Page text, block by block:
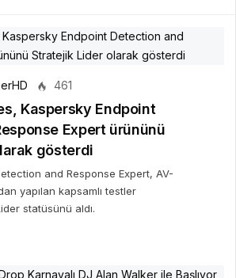
461
Kaspersky Endpoint
Expert ürününü
gösterdi
and Response Expert, AV-
yapılan kapsamlı testler
statüsünü aldı.